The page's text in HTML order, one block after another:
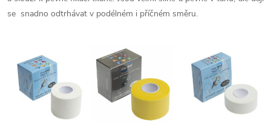
se snadno odtrhávat v podélném i příčném směru.